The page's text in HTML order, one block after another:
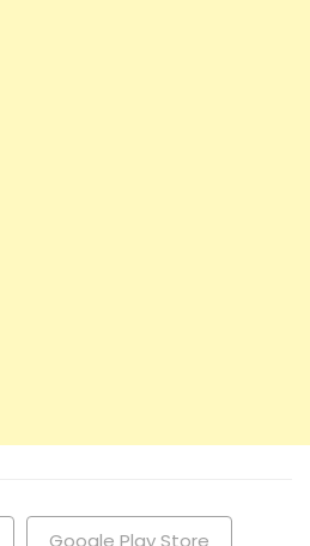
Google Play Store